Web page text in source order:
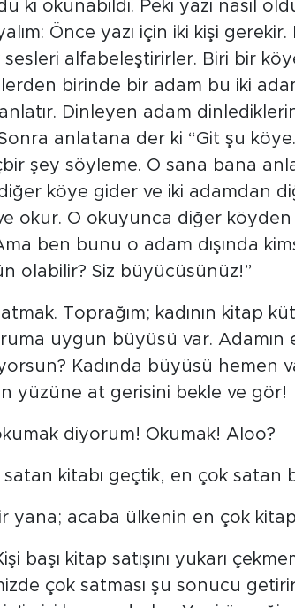
ki okunabildi. Peki yazı nasıl
Önce yazı için iki kişi
sesleri alfabeleştirirler. Biri bir
birinde bir adam bu iki
Dinleyen adam
anlatana der ki “Git şu
şey söyleme. O sana bana
köye gider ve iki adamdan
okur. O okuyunca diğer köyden
ben bunu o adam dışında
olabilir? Siz büyücüsünüz!”
Toprağım; kadının kitap
uygun büyüsü var. Adamın
Kadında büyüsü hemen
yüzüne at gerisini bekle ve gör!
diyorum! Okumak! Aloo?
satan kitabı geçtik, en çok satan
yana; acaba ülkenin en çok
başı kitap satışını yukarı
çok satması şu sonucu